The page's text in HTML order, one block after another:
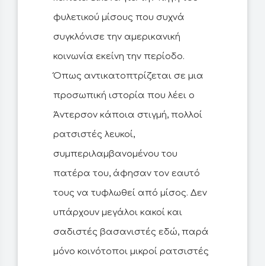
φυλετικού μίσους που συχνά
συγκλόνισε την αμερικανική
κοινωνία εκείνη την περίοδο.
Όπως αντικατοπτρίζεται σε μια
προσωπική ιστορία που λέει ο
Άντερσον κάποια στιγμή, πολλοί
ρατσιστές λευκοί,
συμπεριλαμβανομένου του
πατέρα του, άφησαν τον εαυτό
τους να τυφλωθεί από μίσος. Δεν
υπάρχουν μεγάλοι κακοί και
σαδιστές βασανιστές εδώ, παρά
μόνο κοινότοποι μικροί ρατσιστές